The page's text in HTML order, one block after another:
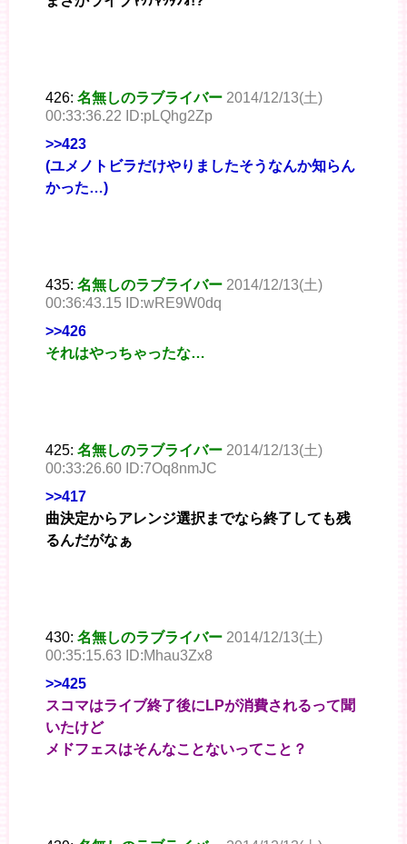
426: 名無しのラブライバー 2014/12/13(土)
00:33:36.22 ID:pLQhg2Zp
>>423
(ユメノトビラだけやりましたそうなんか知らん
かった…)
435: 名無しのラブライバー 2014/12/13(土)
00:36:43.15 ID:wRE9W0dq
>>426
それはやっちゃったな…
425: 名無しのラブライバー 2014/12/13(土)
00:33:26.60 ID:7Oq8nmJC
>>417
曲決定からアレンジ選択までなら終了しても残
るんだがなぁ
430: 名無しのラブライバー 2014/12/13(土)
00:35:15.63 ID:Mhau3Zx8
>>425
スコマはライブ終了後にLPが消費されるって聞
いたけど
メドフェスはそんなことないってこと？